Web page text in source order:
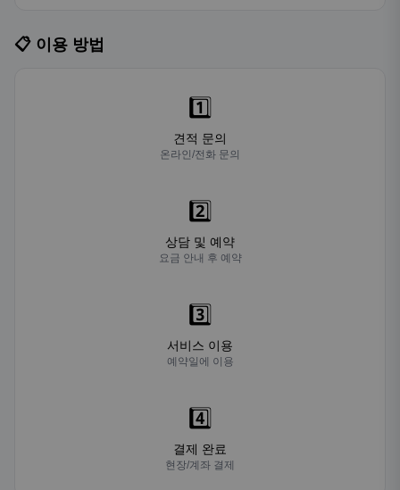
📋 이용 방법
1️⃣
견적 문의
온라인/전화 문의
2️⃣
상담 및 예약
요금 안내 후 예약
3️⃣
서비스 이용
예약일에 이용
4️⃣
결제 완료
현장/계좌 결제